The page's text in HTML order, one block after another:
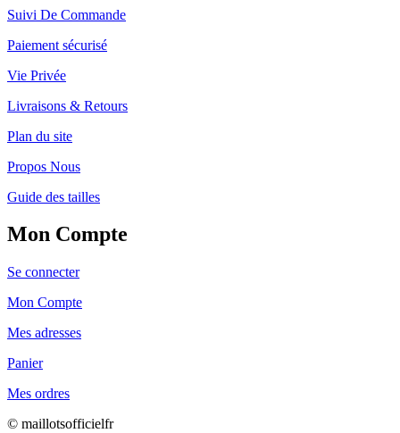
Suivi De Commande
Paiement sécurisé
Vie Privée
Livraisons & Retours
Plan du site
Propos Nous
Guide des tailles
Mon Compte
Se connecter
Mon Compte
Mes adresses
Panier
Mes ordres
© maillotsofficielfr